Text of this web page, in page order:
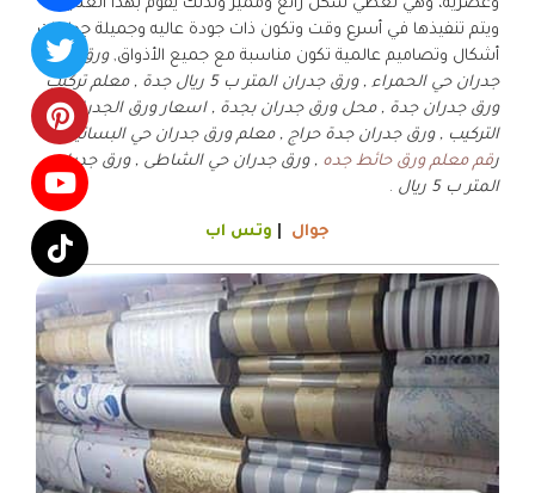
وعصرية، وهي تعطي شكل رائع ومميز ولذلك يقوم بهذا العميل
ويتم تنفيذها في أسرع وقت وتكون ذات جودة عاليه وجميلة جدا ذات
أشكال وتصاميم عالمية تكون مناسبة مع جميع الأذواق,ورق
جدران حي الحمراء , ورق جدران المتر ب 5 ريال جدة , معلم تركيب
ورق جدران جدة , محل ورق جدران بجدة , اسعار ورق الجدران مع
التركيب , ورق جدران جدة حراج , معلم ورق جدران حي البساتين ,
رقم معلم ورق حائط جده , ورق جدران حي الشاطى , ورق جدران
المتر ب 5 ريال
.
جوال وتس اب